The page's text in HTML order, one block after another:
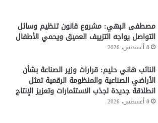
مصطفى البهي: مشروع قانون تنظيم وسائل
التواصل يواجه التزييف العميق ويحمي الأطفال
8 أغسطس، 2026
النائب هاني حليم: قرارات وزير الصناعة بشأن
الأراضي الصناعية والمنظومة الرقمية تمثل
انطلاقة جديدة لجذب الاستثمارات وتعزيز الإنتاج
8 أغسطس، 2026